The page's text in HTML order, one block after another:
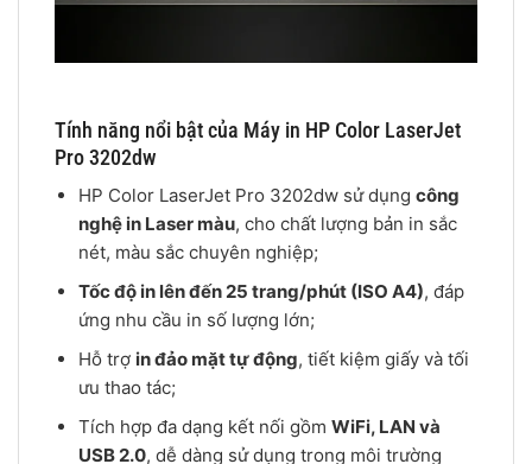
Tính năng nổi bật của Máy in HP Color LaserJet
Pro 3202dw
HP Color LaserJet Pro 3202dw sử dụng công
nghệ in Laser màu, cho chất lượng bản in sắc
nét, màu sắc chuyên nghiệp;
Tốc độ in lên đến 25 trang/phút (ISO A4), đáp
ứng nhu cầu in số lượng lớn;
Hỗ trợ in đảo mặt tự động, tiết kiệm giấy và tối
ưu thao tác;
Tích hợp đa dạng kết nối gồm WiFi, LAN và
USB 2.0, dễ dàng sử dụng trong môi trường